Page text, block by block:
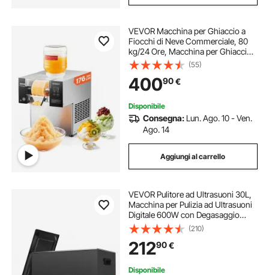
VEVOR Macchina per Ghiaccio a
Fiocchi di Neve Commerciale, 80
kg/24 Ore, Macchina per Ghiaccio
Tritato in Acciaio Inox, Sistema di
Raffreddamento ad Aria per
Dissipazione Calore, per Panetteria,
Bar
(55)
40090€
Disponibile
Consegna: Lun. Ago. 10 - Ven.
Ago. 14
Aggiungi al carrello
VEVOR Pulitore ad Ultrasuoni 30L,
Macchina per Pulizia ad Ultrasuoni
Digitale 600W con Degasaggio
Modalità Delicata, Pulitore ad
Ultrasuoni Industriale da 40kHz con
Timer e Riscaldatore per Gioielli
(210)
21290€
Disponibile